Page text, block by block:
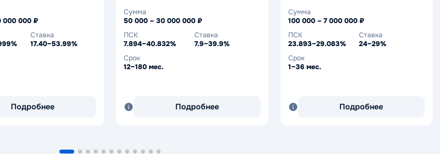
000 000 ₽
Ставка
17.40–53.99%
Подробнее
Сумма
50 000 – 30 000 000 ₽
ПСК
7.894–40.832%
Ставка
7.9–39.9%
Срок
12–180 мес.
Подробнее
Сумма
100 000 – 7 000 000 ₽
ПСК
23.893–29.083%
Ставка
24–29%
Срок
1–36 мес.
Подробнее